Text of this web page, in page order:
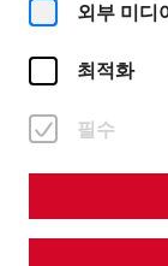
외부 미디
최적화
필수
매거진
Articles
#history